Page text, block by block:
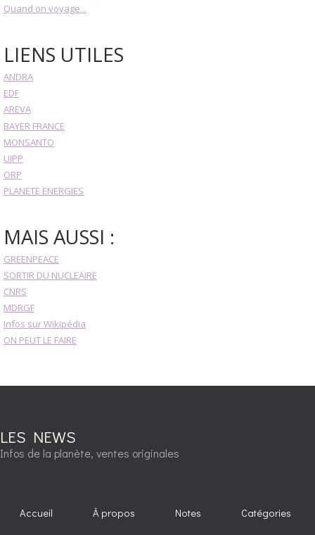
Quand on voyage...
LIENS UTILES
ANDRA
EDF
AREVA
BAYER FRANCE
MONSANTO
UIPP
ORP
PLANETE ENERGIES
MAIS AUSSI :
GREENPEACE
SORTIR DU NUCLEAIRE
CNRS
MDRGF
Infos sur Wikipédia
ON PEUT LE FAIRE
LES NEWS
Infos de la planète, ventes originales
Accueil À propos Notes Catégories